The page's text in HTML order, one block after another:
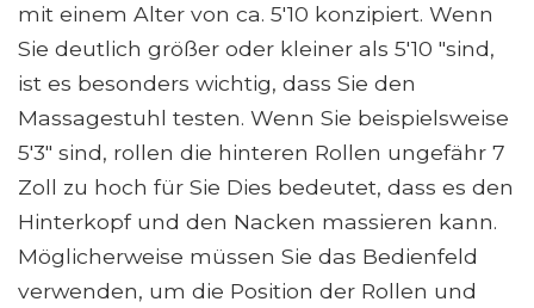
mit einem Alter von ca. 5'10 konzipiert. Wenn
Sie deutlich größer oder kleiner als 5'10 "sind,
ist es besonders wichtig, dass Sie den
Massagestuhl testen. Wenn Sie beispielsweise
5'3" sind, rollen die hinteren Rollen ungefähr 7
Zoll zu hoch für Sie Dies bedeutet, dass es den
Hinterkopf und den Nacken massieren kann.
Möglicherweise müssen Sie das Bedienfeld
verwenden, um die Position der Rollen und